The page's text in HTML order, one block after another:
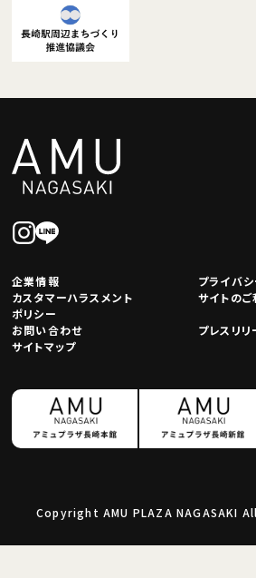
企業情報
プライバ
カスタマーハラスメント
ポリシー
サイトの
お問い合わせ
プレスリリ
サイトマップ
Copyright AMU PLAZA NAGASAKI